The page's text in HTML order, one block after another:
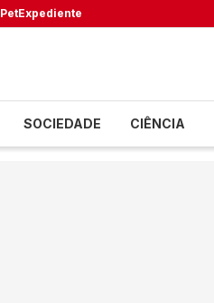
PetExpediente
SOCIEDADE CIÊNCIA